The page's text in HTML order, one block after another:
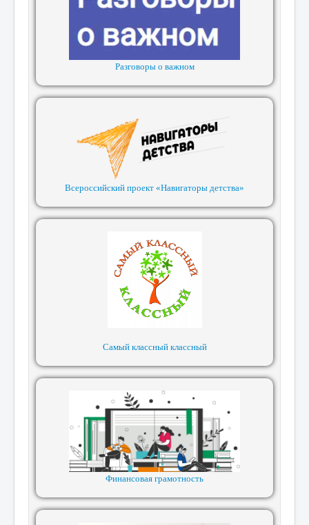
Разговоры о важном
Всероссийский проект «Навигаторы детства»
Самый классный классный
Финансовая грамотность